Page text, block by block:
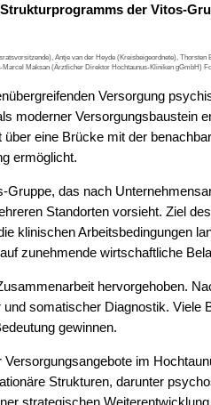
der Vitos-
Antje van der Heyde (Kreisbeigeordnete),
Maksan (Ärztlicher Direktor Hochtaunus-Kliniken gGmbH)
Versorgung
moderner Versorgungsbaustein
eine Brücke mit der
ermöglicht.
das nach
Standorten vorsieht. Ziel
klinischen Arbeitsbedingungen
zunehmende wirtschaftliche
hervorgehoben.
somatischer Diagnostik. Viele
gewinnen.
im
Strukturen, darunter
strategischen